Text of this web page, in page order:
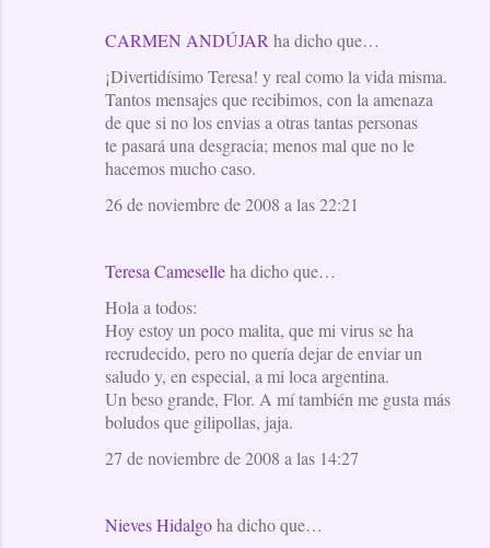
CARMEN ANDÚJAR ha dicho que…
¡Divertidísimo Teresa! y real como la vida misma.
Tantos mensajes que recibimos, con la amenaza
de que si no los envias a otras tantas personas
te pasará una desgracia; menos mal que no le
hacemos mucho caso.
26 de noviembre de 2008 a las 22:21
Teresa Cameselleha dicho que…
Hola a todos:
Hoy estoy un poco malita, que mi virus se ha
recrudecido, pero no quería dejar de enviar un
saludo y, en especial, a mi loca argentina.
Un beso grande, Flor. A mí también me gusta más
boludos que gilipollas, jaja.
27 de noviembre de 2008 a las 14:27
Nieves Hidalgoha dicho que…